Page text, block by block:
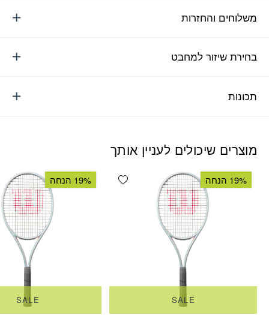
משלוחים והחזרות
בחירת שיזור למחבט
תכונות
מוצרים שיכולים לעניין אותך
Add wishlist 19% הנחה
SALE
19% הנחה
SALE